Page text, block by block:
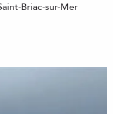
Briac-sur-Mer